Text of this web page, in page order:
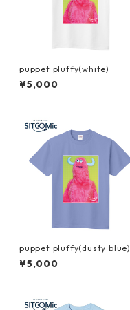
puppet pluffy(white)
¥5,000
puppet pluffy(dusty blue)
¥5,000